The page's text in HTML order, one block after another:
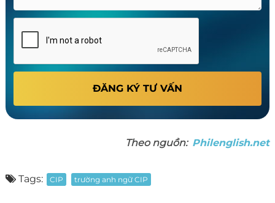
ĐĂNG KÝ TƯ VẤN
Theo nguồn: Philenglish.net
Tags: CIP trường anh ngữ CIP